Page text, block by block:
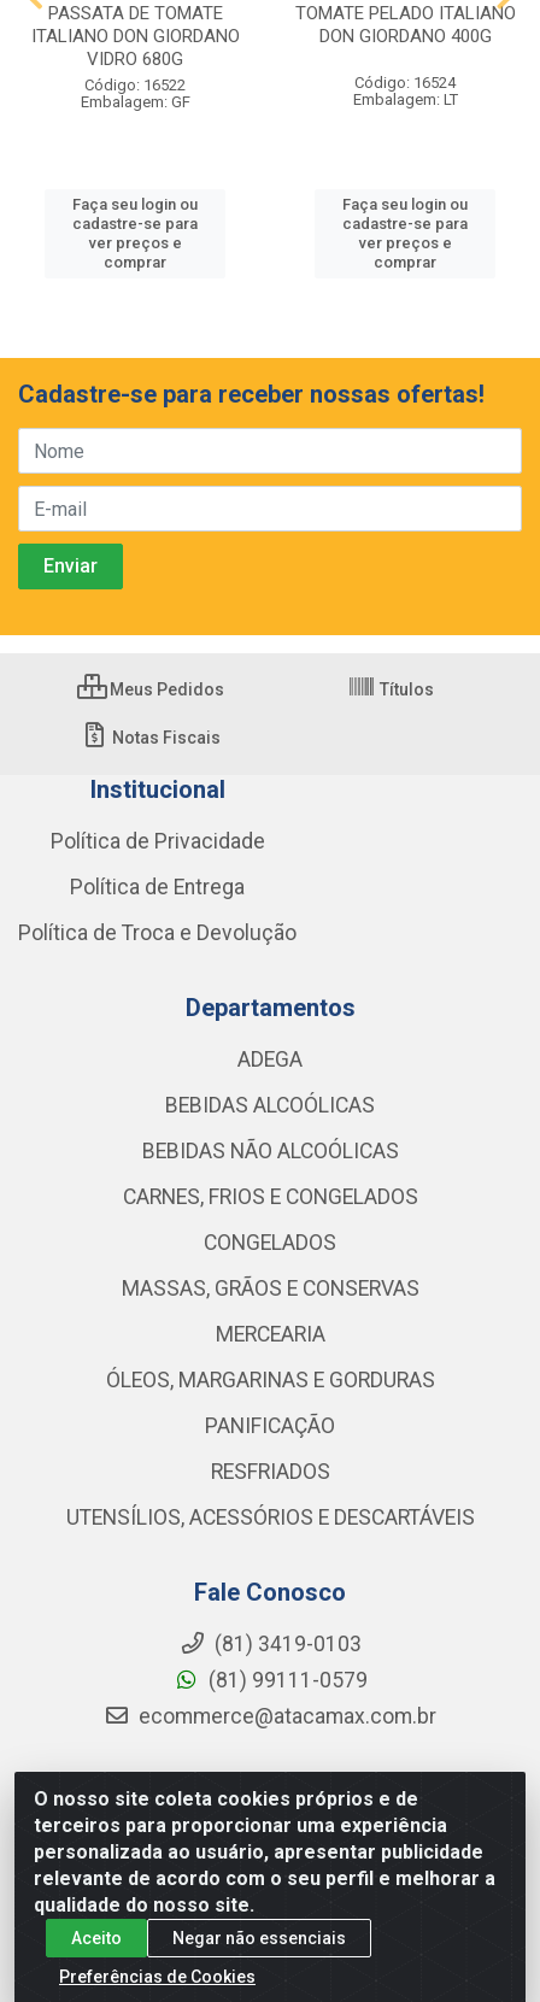
PASSATA DE TOMATE
ITALIANO DON GIORDANO
VIDRO 680G
Código: 16522
Embalagem: GF
Faça seu login ou
cadastre-se para
ver preços e
comprar
TOMATE PELADO ITALIANO
DON GIORDANO 400G
Código: 16524
Embalagem: LT
Faça seu login ou
cadastre-se para
ver preços e
comprar
O nosso site coleta cookies próprios e de
terceiros para proporcionar uma experiência
personalizada ao usuário, apresentar publicidade
relevante de acordo com o seu perfil e melhorar a
qualidade do nosso site.
Aceito
Negar não essenciais
Preferências de Cookies
Cadastre-se para receber nossas ofertas!
Meus Pedidos Títulos
Notas Fiscais
Institucional
Política de Privacidade
Política de Entrega
Política de Troca e Devolução
Departamentos
ADEGA
BEBIDAS ALCOÓLICAS
BEBIDAS NÃO ALCOÓLICAS
CARNES, FRIOS E CONGELADOS
CONGELADOS
MASSAS, GRÃOS E CONSERVAS
MERCEARIA
ÓLEOS, MARGARINAS E GORDURAS
PANIFICAÇÃO
RESFRIADOS
UTENSÍLIOS, ACESSÓRIOS E DESCARTÁVEIS
Fale Conosco
(81) 3419-0103
(81) 99111-0579
ecommerce@atacamax.com.br
Atacamax Importadora de Alimentos LTDA - RODOVIA BR-
101 - SUL, KM 79,60 GP E GALPAO:D - Muribeca, Jaboatão dos
Guararapes - PE, 54355-010 - CNPJ 08.305.623/0001-84